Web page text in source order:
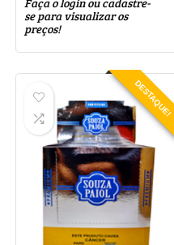
se para visualizar os
preços!
DESTAQUE!